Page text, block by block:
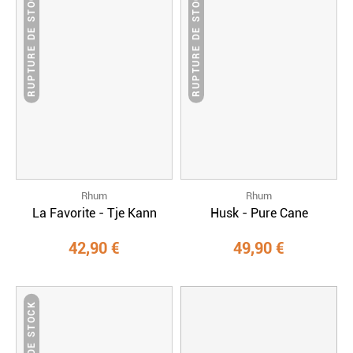
RUPTURE DE STOCK
Rhum
La Favorite - Tje Kann
42,90 €
RUPTURE DE STOCK
Rhum
Husk - Pure Cane
49,90 €